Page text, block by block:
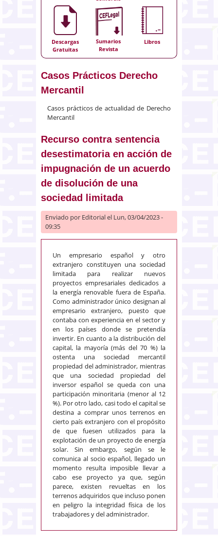
Descargas
Gratuitas
Sumarios
Revista
Libros
Casos Prácticos Derecho
Mercantil
Casos prácticos de actualidad de Derecho
Mercantil
Recurso contra sentencia
desestimatoria en acción de
impugnación de un acuerdo
de disolución de una
sociedad limitada
Enviado por Editorialel Lun, 03/04/2023 -
09:35
Un empresario español y otro
extranjero constituyen una sociedad
limitada para realizar nuevos
proyectos empresariales dedicados a
la energía renovable fuera de España.
Como administrador único designan al
empresario extranjero, puesto que
contaba con experiencia en el sector y
en los países donde se pretendía
invertir. En cuanto a la distribución del
capital, la mayoría (más del 70 %) la
ostenta una sociedad mercantil
propiedad del administrador, mientras
que una sociedad propiedad del
inversor español se queda con una
participación minoritaria (menor al 12
%). Por otro lado, casi todo el capital se
destina a comprar unos terrenos en
cierto país extranjero con el propósito
de que fuesen utilizados para la
explotación de un proyecto de energía
solar. Sin embargo, según se le
comunica al socio español, llegado un
momento resulta imposible llevar a
cabo ese proyecto ya que, según
parece, existen revueltas en los
terrenos adquiridos que incluso ponen
en peligro la integridad física de los
trabajadores y del administrador.